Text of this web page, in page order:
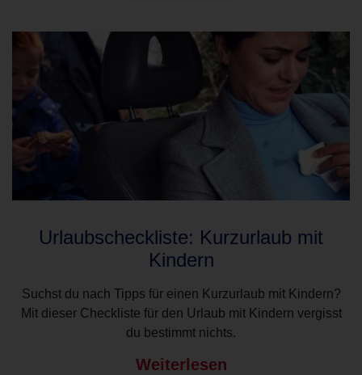
Urlaubscheckliste: Kurzurlaub mit
Kindern
Suchst du nach Tipps für einen Kurzurlaub mit Kindern?
Mit dieser Checkliste für den Urlaub mit Kindern vergisst
du bestimmt nichts.
Weiterlesen